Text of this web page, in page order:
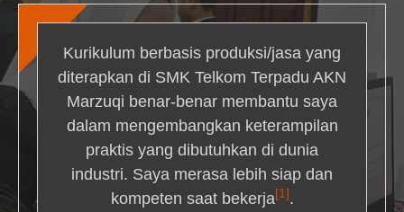
Kurikulum berbasis produksi/jasa yang
diterapkan di SMK Telkom Terpadu AKN
Marzuqi benar-benar membantu saya
dalam mengembangkan keterampilan
praktis yang dibutuhkan di dunia
industri. Saya merasa lebih siap dan
kompeten saat bekerja[1] .